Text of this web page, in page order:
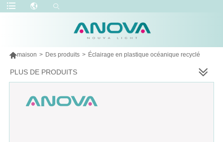
maison > Des produits > Éclairage en plastique océanique recyclé
PLUS DE PRODUITS